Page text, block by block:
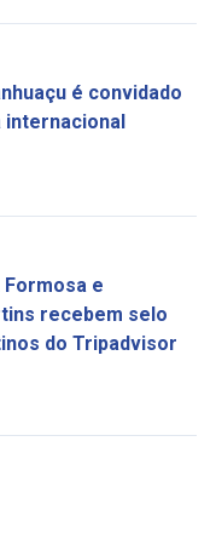
é convidado
internacional
e
recebem selo
do Tripadvisor